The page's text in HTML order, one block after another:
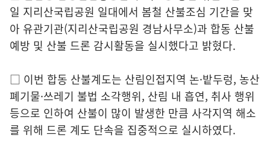
일 지리산국립공원 일대에서 봄철 산불조심 기간을 맞
아 유관기관(지리산국립공원 경남사무소)과 합동 산불
예방 및 산불 드론 감시활동을 실시했다고 밝혔다.
□ 이번 합동 산불계도는 산림인접지역 논·밭두렁, 농산
폐기물·쓰레기 불법 소각행위, 산림 내 흡연, 취사 행위
등으로 인하여 산불이 많이 발생한 만큼 사각지역 해소
를 위해 드론 계도 단속을 집중적으로 실시하였다.